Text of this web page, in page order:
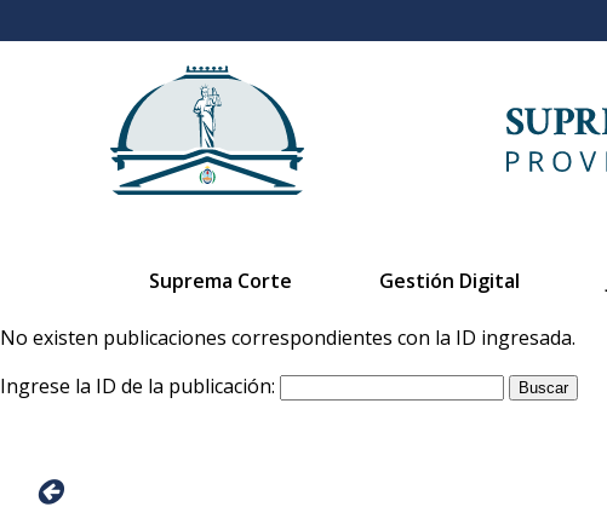
Suprema Corte Gestión Digital
No existen publicaciones correspondientes con la ID ingresada.
Ingrese la ID de la publicación: